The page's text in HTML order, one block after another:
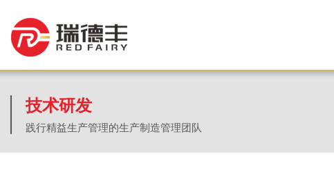
技术研发
践行精益生产管理的生产制造管理团队